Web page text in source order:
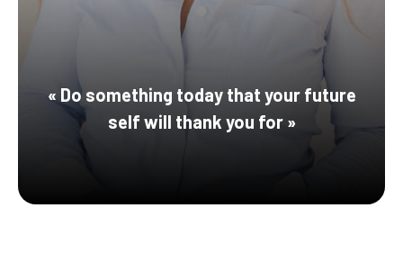
« Do something today that your future
self will thank you for»